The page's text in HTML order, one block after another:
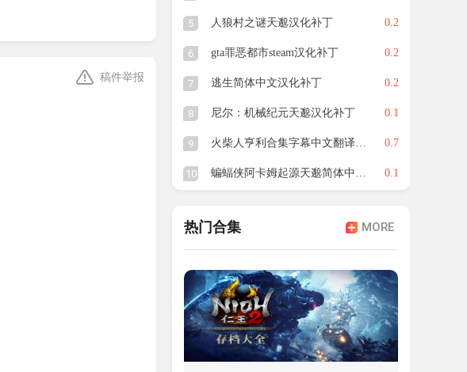
稿件举报
5 人狼村之谜天邈汉化补丁 0.2
6 gta罪恶都市steam汉化补丁 0.2
7 逃生简体中文汉化补丁 0.2
8 尼尔：机械纪元天邈汉化补丁 0.1
9 火柴人亨利合集字幕中文翻译补丁 0.7
10 蝙蝠侠阿卡姆起源天邈简体中文汉化补丁 0.1
热门合集 MORE